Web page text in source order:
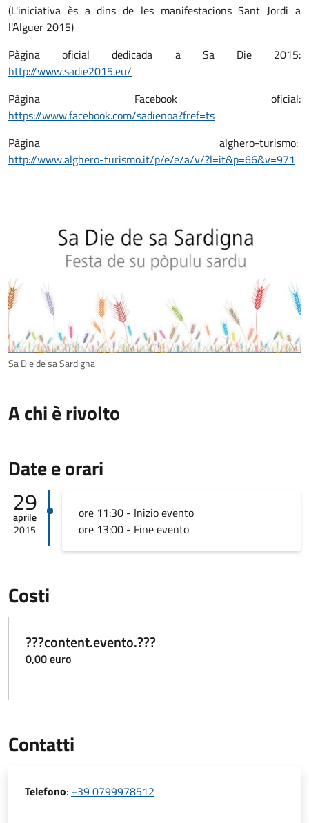
(L'iniciativa ès a dins de les manifestacions Sant Jordi a
l'Alguer 2015)
Pàgina oficial dedicada a Sa Die 2015:
http://www.sadie2015.eu/
Pàgina Facebook oficial:
https://www.facebook.com/sadienoa?fref=ts
Pàgina alghero-turismo:
http://www.alghero-turismo.it/p/e/e/a/v/?l=it&p=66&v=971
Sa Die de sa Sardigna
A chi è rivolto
Date e orari
29
aprile
2015
ore 11:30 - Inizio evento
ore 13:00 - Fine evento
Costi
???content.evento.???
0,00 euro
Contatti
Telefono: +39 0799978512